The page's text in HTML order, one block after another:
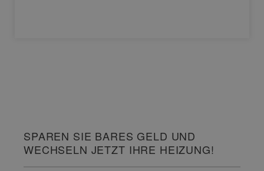
SPAREN SIE BARES GELD UND
WECHSELN JETZT IHRE HEIZUNG!